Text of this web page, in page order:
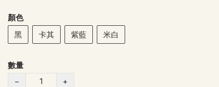
顏色
黑
卡其 紫藍 米白
數量
−
+